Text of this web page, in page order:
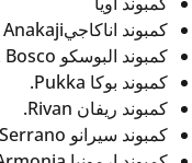
كمبوند اناكاجيAnakaji .
كمبوند البوسكو iL Bosco.
كمبوند بوكا Pukka.
كمبوند ريفان Rivan.
كمبوند سيرانو Serrano.